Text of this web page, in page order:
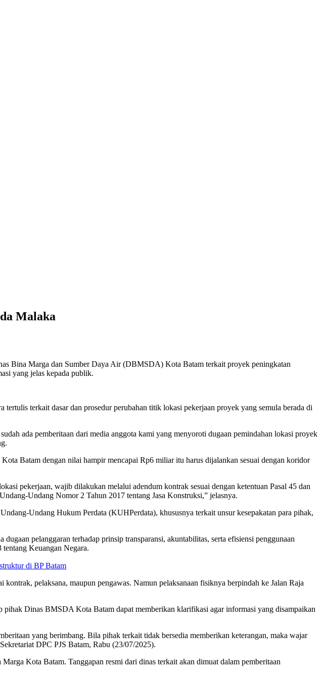
Malaka
Bina Marga dan Sumber Daya Air (DBMSDA) Kota Batam terkait proyek peningkatan
yang jelas kepada publik.
terkait dasar dan prosedur perubahan titik lokasi pekerjaan proyek yang semula berada di
ada pemberitaan dari media anggota kami yang menyoroti dugaan pemindahan lokasi proyek
Batam dengan nilai hampir mencapai Rp6 miliar itu harus dijalankan sesuai dengan koridor
pekerjaan, wajib dilakukan melalui adendum kontrak sesuai dengan ketentuan Pasal 45 dan
Undang Nomor 2 Tahun 2017 tentang Jasa Konstruksi,” jelasnya.
Undang Hukum Perdata (KUHPerdata), khususnya terkait unsur kesepakatan para pihak,
pelanggaran terhadap prinsip transparansi, akuntabilitas, serta efisiensi penggunaan
tentang Keuangan Negara.
di BP Batam
pelaksana, maupun pengawas. Namun pelaksanaan fisiknya berpindah ke Jalan Raja
pihak Dinas BMSDA Kota Batam dapat memberikan klarifikasi agar informasi yang disampaikan
yang berimbang. Bila pihak terkait tidak bersedia memberikan keterangan, maka wajar
DPC PJS Batam, Rabu (23/07/2025).
Kota Batam. Tanggapan resmi dari dinas terkait akan dimuat dalam pemberitaan